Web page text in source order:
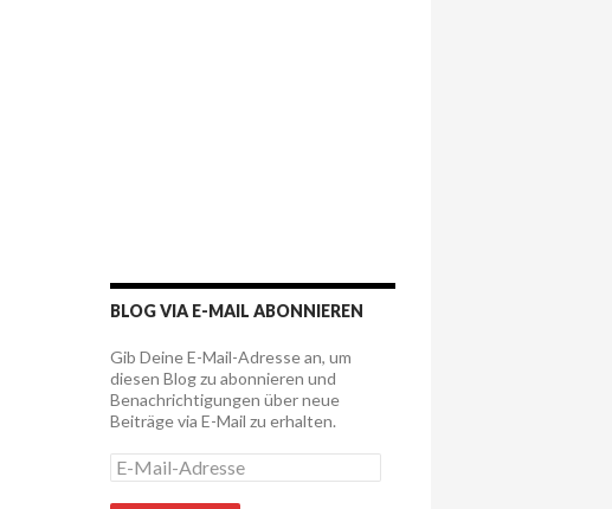
BLOG VIA E-MAIL ABONNIEREN
Gib Deine E-Mail-Adresse an, um
diesen Blog zu abonnieren und
Benachrichtigungen über neue
Beiträge via E-Mail zu erhalten.
E
-